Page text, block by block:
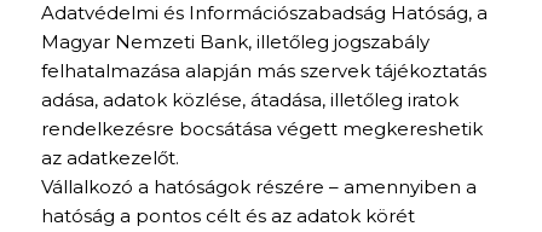
Adatvédelmi és Információszabadság Hatóság, a
Magyar Nemzeti Bank, illetőleg jogszabály
felhatalmazása alapján más szervek tájékoztatás
adása, adatok közlése, átadása, illetőleg iratok
rendelkezésre bocsátása végett megkereshetik
az adatkezelőt.
Vállalkozó a hatóságok részére – amennyiben a
hatóság a pontos célt és az adatok körét